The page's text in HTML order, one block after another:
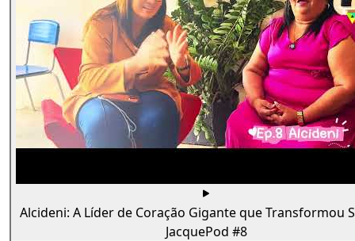
Alcideni: A Líder de Coração Gigante que Transformou
JacquePod #8